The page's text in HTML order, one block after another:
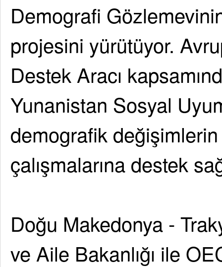
Demografi
projesini yürütüyor.
Destek Aracı
Yunanistan Sosyal
demografik
çalışmalarına destek
Doğu Makedonya -
ve Aile Bakanlığı ile